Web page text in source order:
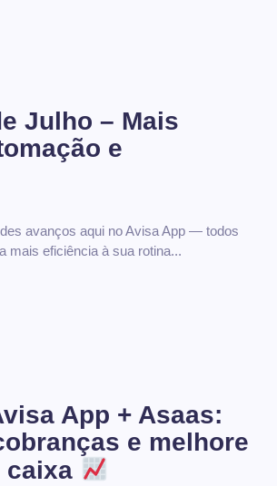
Julho – Mais
e
avanços aqui no ​Avisa App​ — todos
mais eficiência à sua rotina...
App + Asaas:
e melhore
caixa